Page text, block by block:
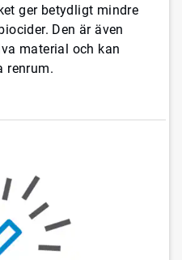
ger betydligt mindre
Den är även
material och kan
renrum.